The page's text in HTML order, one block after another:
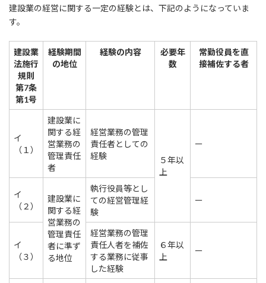
建設業の経営に関する一定の経験とは、下記のようになっていま
す。
建設業
法施行
規則
第7条
第1号
経験期間
の地位
経験の内容
必要年
数
常勤役員を直
接補佐する者
イ
（１）
建設業に
関する経
営業務の
管理責任
者
経営業務の管理
責任者としての
経験
５年以
上
ー
イ
（２）
建設業に
関する経
営業務の
管理責任
者に準ず
る地位
執行役員等とし
ての経営管理経
験
ー
イ
（３）
経営業務の管理
責任人者を補佐
する業務に従事
した経験
６年以
上
ー